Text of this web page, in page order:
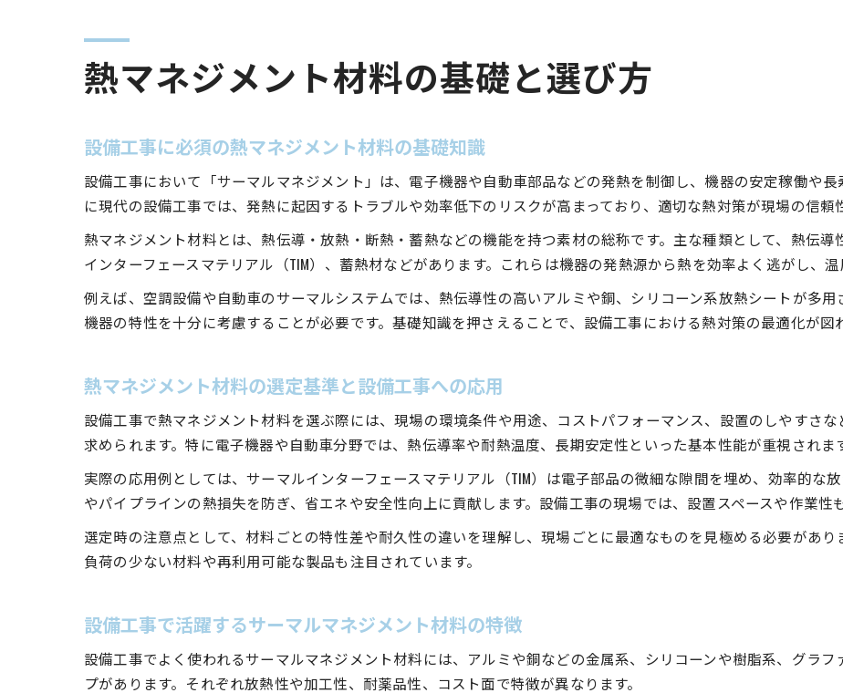
熱マネジメント材料の基礎と選び方
設備工事に必須の熱マネジメント材料の基礎知識
設備工事において「サーマルマネジメント」は、電子機器や自動車部品などの発熱を制御し、機器の安定稼働や
に現代の設備工事では、発熱に起因するトラブルや効率低下のリスクが高まっており、適切な熱対策が現場の信頼
熱マネジメント材料とは、熱伝導・放熱・断熱・蓄熱などの機能を持つ素材の総称です。主な種類として、熱伝
インターフェースマテリアル（TIM）、蓄熱材などがあります。これらは機器の発熱源から熱を効率よく逃がし、温
例えば、空調設備や自動車のサーマルシステムでは、熱伝導性の高いアルミや銅、シリコーン系放熱シートが多
機器の特性を十分に考慮することが必要です。基礎知識を押さえることで、設備工事における熱対策の最適化が図
熱マネジメント材料の選定基準と設備工事への応用
設備工事で熱マネジメント材料を選ぶ際には、現場の環境条件や用途、コストパフォーマンス、設置のしやすさ
求められます。特に電子機器や自動車分野では、熱伝導率や耐熱温度、長期安定性といった基本性能が重視されます
実際の応用例としては、サーマルインターフェースマテリアル（TIM）は電子部品の微細な隙間を埋め、効率的な
やパイプラインの熱損失を防ぎ、省エネや安全性向上に貢献します。設備工事の現場では、設置スペースや作業性
選定時の注意点として、材料ごとの特性差や耐久性の違いを理解し、現場ごとに最適なものを見極める必要があ
負荷の少ない材料や再利用可能な製品も注目されています。
設備工事で活躍するサーマルマネジメント材料の特徴
設備工事でよく使われるサーマルマネジメント材料には、アルミや銅などの金属系、シリコーンや樹脂系、グラ
プがあります。それぞれ放熱性や加工性、耐薬品性、コスト面で特徴が異なります。